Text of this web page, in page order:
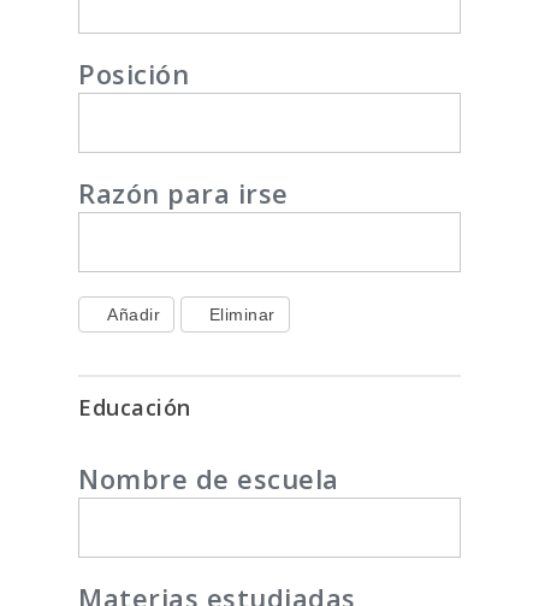
Posición
Razón para irse
Añadir Eliminar
Educación
Nombre de escuela
Materias estudiadas